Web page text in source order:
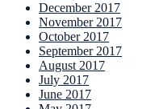
December 2017
November 2017
October 2017
September 2017
August 2017
July 2017
June 2017